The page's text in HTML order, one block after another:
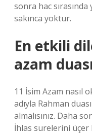
sonra hac sırasında
sakınca yoktur.
En etkili
azam
11 İsim Azam nasıl
adıyla Rahman
almalısınız. Daha
İhlas surelerini üçer